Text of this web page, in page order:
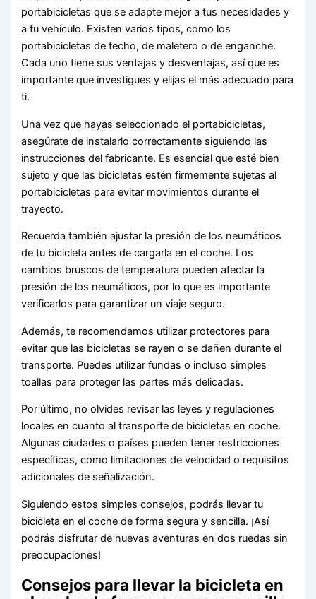
portabicicletas que se adapte mejor a tus necesidades y
a tu vehículo. Existen varios tipos, como los
portabicicletas de techo, de maletero o de enganche.
Cada uno tiene sus ventajas y desventajas, así que es
importante que investigues y elijas el más adecuado para
ti.
Una vez que hayas seleccionado el portabicicletas,
asegúrate de instalarlo correctamente siguiendo las
instrucciones del fabricante. Es esencial que esté bien
sujeto y que las bicicletas estén firmemente sujetas al
portabicicletas para evitar movimientos durante el
trayecto.
Recuerda también ajustar la presión de los neumáticos
de tu bicicleta antes de cargarla en el coche. Los
cambios bruscos de temperatura pueden afectar la
presión de los neumáticos, por lo que es importante
verificarlos para garantizar un viaje seguro.
Además, te recomendamos utilizar protectores para
evitar que las bicicletas se rayen o se dañen durante el
transporte. Puedes utilizar fundas o incluso simples
toallas para proteger las partes más delicadas.
Por último, no olvides revisar las leyes y regulaciones
locales en cuanto al transporte de bicicletas en coche.
Algunas ciudades o países pueden tener restricciones
específicas, como limitaciones de velocidad o requisitos
adicionales de señalización.
Siguiendo estos simples consejos, podrás llevar tu
bicicleta en el coche de forma segura y sencilla. ¡Así
podrás disfrutar de nuevas aventuras en dos ruedas sin
preocupaciones!
Consejos para llevar la bicicleta en